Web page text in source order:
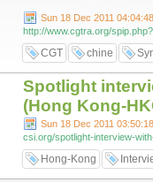
Sun 18 Dec 2011
http://www.cgtra.org/
CGT chine
Spotlight
(Hong Kong-
Sun 18 Dec 2011
csi.org/spotlight-interview-
Hong-Kong